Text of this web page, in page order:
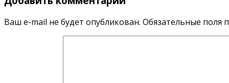
Ваш e-mail не будет опубликован. Обязательные поля